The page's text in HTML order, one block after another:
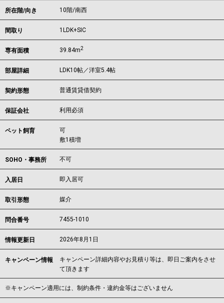
所在階/向き 10階/南西
間取り 1LDK+SIC
専有面積 39.84m2
部屋詳細 LDK10帖／洋室5.4帖
契約形態 普通賃貸借契約
保証会社 利用必須
ペット飼育
可
敷1積増
SOHO・事務所 不可
入居日 即入居可
取引形態 媒介
問合番号 7455-1010
情報更新日 2026年8月1日
キャンペーン情報
キャンペーン詳細内容やお見積り等は、即日ご案内をさせ
て頂きます
※キャンペーン適用には、制約条件・違約金等はございません